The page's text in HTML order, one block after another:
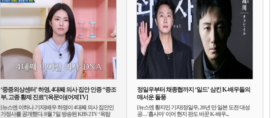
‘중증외상센터’ 하영, 4대째 의사 집안 인증 “증조
부, 고종 황제 진료”(옥문아)[어제TV]
[뉴스엔 이하나 기자]배우 하영이 4대째 의사 집안인
가정사를 공개했다. 8월 7일 방송된 KBS 2TV ‘옥탑
정일우부터 채종협까지 ‘일드’ 삼킨 K-배우들의
매서운 돌풍
[뉴스엔 황지민 기자]정일우, 20년 만 일본 도전 대성
공…'횹사마' 이어 현지 판도 바꾼 K-배우...